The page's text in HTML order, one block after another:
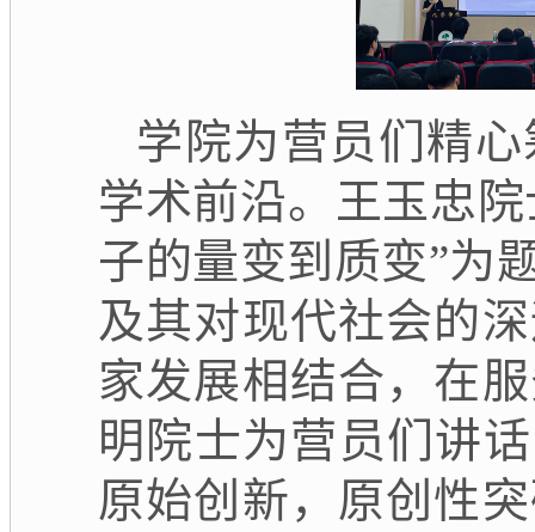
学院为营员们精
学术前沿。王玉忠
子的量变到质变”为
及其对现代社会的
家发展相结合，在
明院士为营员们讲
原始创新，原创性